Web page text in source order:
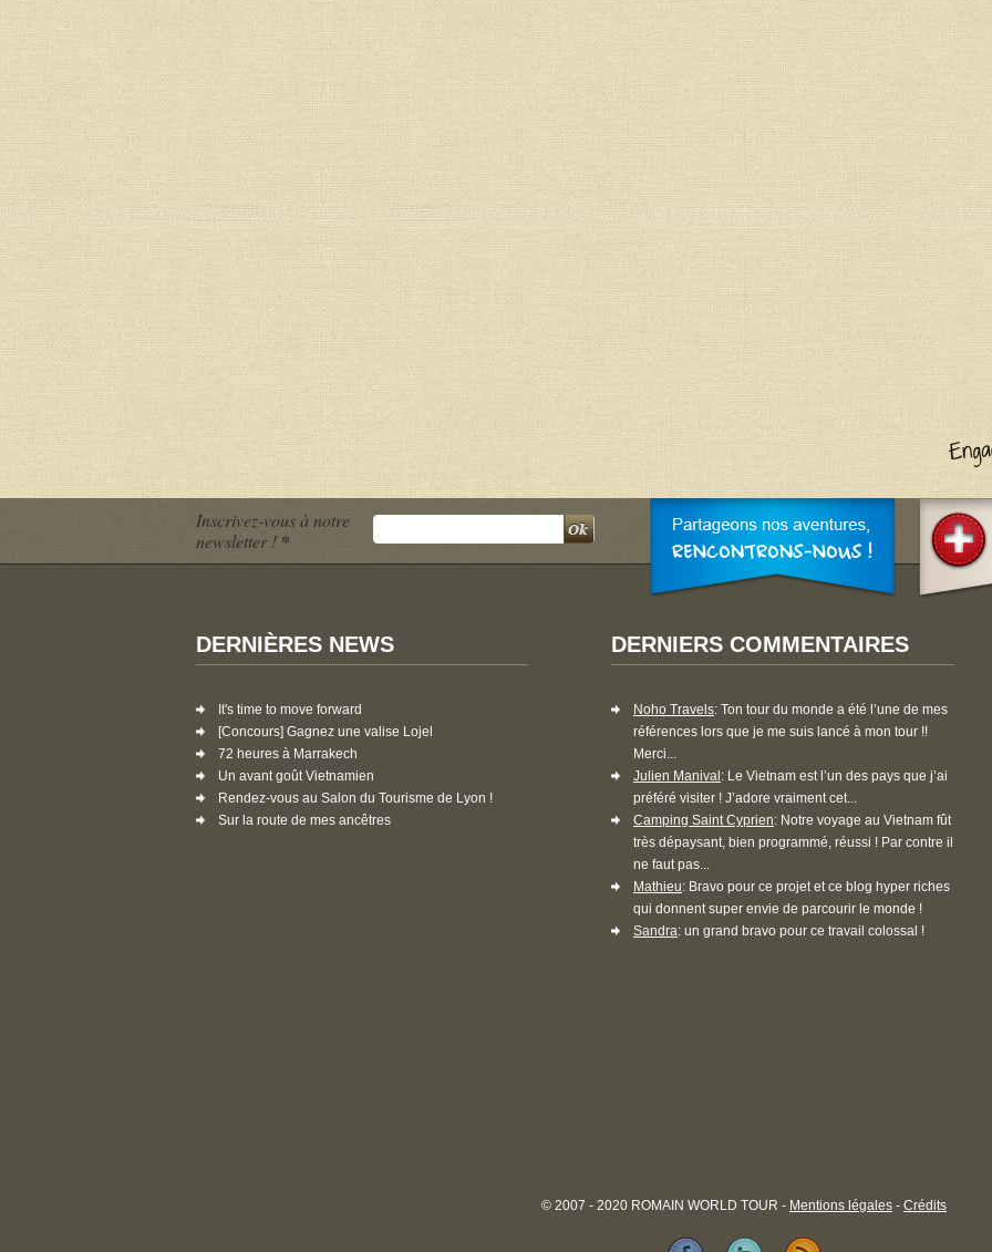
Inscrivez-vous à notre
newsletter ! *
DERNIÈRES NEWS
It's time to move forward
[Concours] Gagnez une valise Lojel
72 heures à Marrakech
Un avant goût Vietnamien
Rendez-vous au Salon du Tourisme de Lyon !
Sur la route de mes ancêtres
DERNIERS COMMENTAIRES
Noho Travels: Ton tour du monde a été l’une de mes
références lors que je me suis lancé à mon tour !!
Merci...
Julien Manival : Le Vietnam est l’un des pays que j’ai
préféré visiter ! J’adore vraiment cet...
Camping Saint Cyprien: Notre voyage au Vietnam fût
très dépaysant, bien programmé, réussi ! Par contre il
ne faut pas...
Mathieu: Bravo pour ce projet et ce blog hyper riches
qui donnent super envie de parcourir le monde !
Sandra: un grand bravo pour ce travail colossal !
© 2007 - 2020 ROMAIN WORLD TOUR - Mentions légales - Crédits